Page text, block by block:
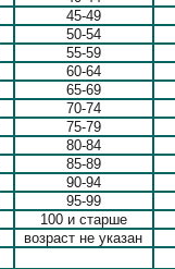
45-49
50-54
55-59
60-64
65-69
70-74
75-79
80-84
85-89
90-94
95-99
100 и старше
возраст не указан